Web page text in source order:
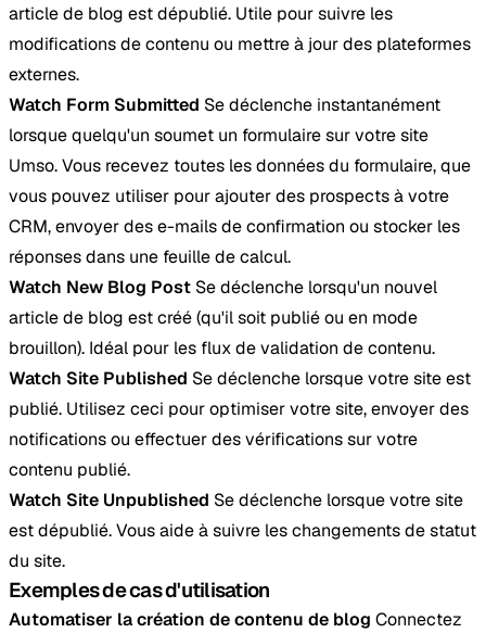
article de blog est dépublié. Utile pour suivre les
modifications de contenu ou mettre à jour des plateformes
externes.
Watch Form Submitted Se déclenche instantanément
lorsque quelqu'un soumet un formulaire sur votre site
Umso. Vous recevez toutes les données du formulaire, que
vous pouvez utiliser pour ajouter des prospects à votre
CRM, envoyer des e-mails de confirmation ou stocker les
réponses dans une feuille de calcul.
Watch New Blog Post Se déclenche lorsqu'un nouvel
article de blog est créé (qu'il soit publié ou en mode
brouillon). Idéal pour les flux de validation de contenu.
Watch Site Published Se déclenche lorsque votre site est
publié. Utilisez ceci pour optimiser votre site, envoyer des
notifications ou effectuer des vérifications sur votre
contenu publié.
Watch Site Unpublished Se déclenche lorsque votre site
est dépublié. Vous aide à suivre les changements de statut
du site.
Exemples de cas d'utilisation
Automatiser la création de contenu de blog Connectez